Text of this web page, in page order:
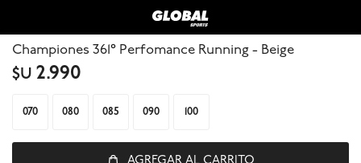
Championes 361° Perfomance Running - Beige
$U 2.990
070 080 085 090 100
AGREGAR AL CARRITO